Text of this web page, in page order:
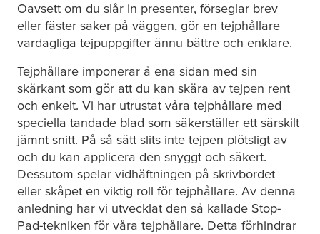
Oavsett om du slår in presenter, förseglar brev
eller fäster saker på väggen, gör en tejphållare
vardagliga tejpuppgifter ännu bättre och enklare.
Tejphållare imponerar å ena sidan med sin
skärkant som gör att du kan skära av tejpen rent
och enkelt. Vi har utrustat våra tejphållare med
speciella tandade blad som säkerställer ett särskilt
jämnt snitt. På så sätt slits inte tejpen plötsligt av
och du kan applicera den snyggt och säkert.
Dessutom spelar vidhäftningen på skrivbordet
eller skåpet en viktig roll för tejphållare. Av denna
anledning har vi utvecklat den så kallade Stop-
Pad-tekniken för våra tejphållare. Detta förhindrar